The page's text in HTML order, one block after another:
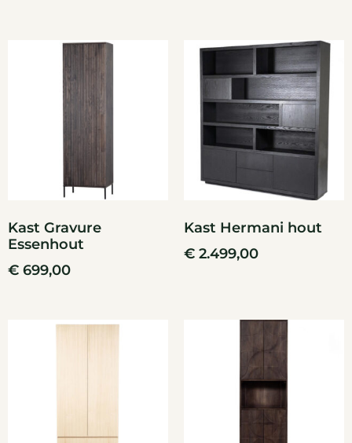
Kast Gravure
Essenhout
€ 699,00
Kast Hermani hout
€ 2.499,00